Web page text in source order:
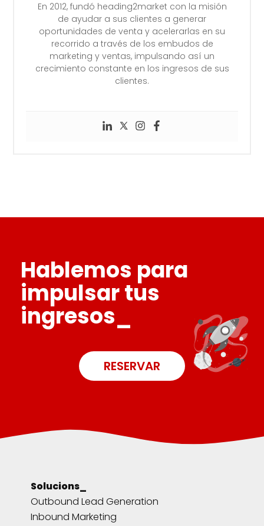
En 2012, fundó heading2market con la misión
de ayudar a sus clientes a generar
oportunidades de venta y acelerarlas en su
recorrido a través de los embudos de
marketing y ventas, impulsando así un
crecimiento constante en los ingresos de sus
clientes.
Hablemos para
impulsar tus
ingresos_
RESERVAR
Solucions_
Outbound Lead Generation
Inbound Marketing